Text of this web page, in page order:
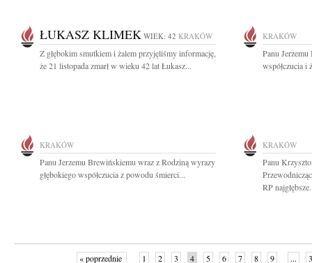
ŁUKASZ KLIMEK WIEK: 42 KRAKÓW
Z głębokim smutkiem i żalem przyjęliśmy informację,
że 21 listopada zmarł w wieku 42 lat Łukasz...
KRAKÓW
Panu
współczucia i
KRAKÓW
Panu Jerzemu Brewińskiemu wraz z Rodziną wyrazy
głębokiego współczucia z powodu śmierci...
KRAKÓW
Panu
RP
« poprzednie 1 2 3 4 5 6 7 8 9 ...